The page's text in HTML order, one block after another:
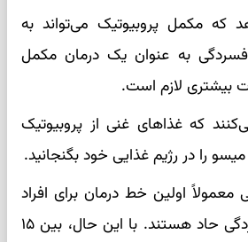
که مکمل پروبیوتیک می‌تواند به
افسردگی به عنوان یک درمان مکمل
بیشتری لازم است.
که غذاهای غنی از پروبیوتیک
را در رژیم غذایی خود بگنجانید.
اولین خط درمان برای افراد
مبتلا به اختلال افسردگی حاد هستند. با این حال، بین ۱۵